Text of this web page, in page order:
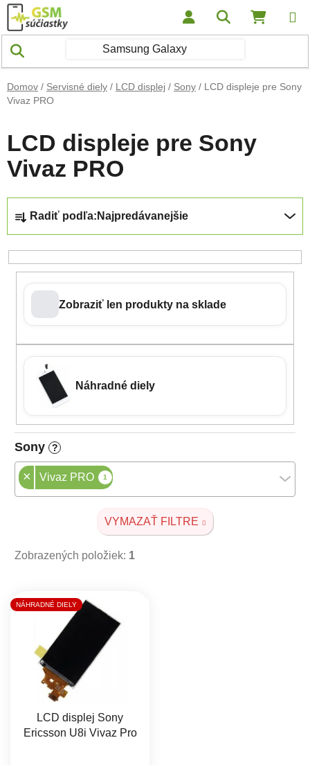
Prejsť na obsah Hľadať
Domov / Servisné diely / LCD displej / Sony / LCD displeje pre Sony
Vivaz PRO
LCD displeje pre Sony
Vivaz PRO
Radiť podľa: Najpredávanejšie
Zobraziť len produkty na sklade
Náhradné diely
Sony ?
× Vivaz PRO 1
VYMAZAŤ FILTRE
Zobrazených položiek: 1
Výpis produktov
NÁHRADNÉ DIELY
LCD displej Sony
Ericsson U8i Vivaz Pro